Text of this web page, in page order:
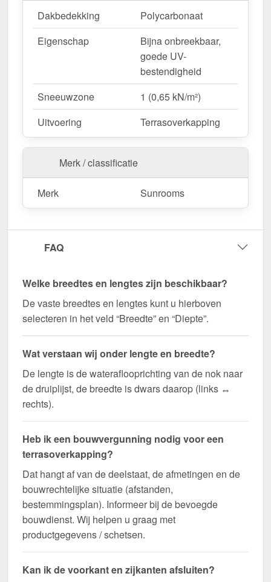
Dakbedekking
Polycarbonaat
Eigenschap
Bijna onbreekbaar,
goede UV-
bestendigheid
Sneeuwzone
1 (0,65 kN/m²)
Uitvoering
Terrasoverkapping
Merk / classificatie
Merk Sunrooms
FAQ
Welke breedtes en lengtes zijn beschikbaar?
De vaste breedtes en lengtes kunt u hierboven
selecteren in het veld “Breedte” en “Diepte”.
Wat verstaan wij onder lengte en breedte?
De lengte is de wateraflooprichting van de nok naar
de druiplijst, de breedte is dwars daarop (links ↔
rechts).
Heb ik een bouwvergunning nodig voor een
terrasoverkapping?
Dat hangt af van de deelstaat, de afmetingen en de
bouwrechtelijke situatie (afstanden,
bestemmingsplan). Informeer bij de bevoegde
bouwdienst. Wij helpen u graag met
productgegevens / schetsen.
Kan ik de voorkant en zijkanten afsluiten?